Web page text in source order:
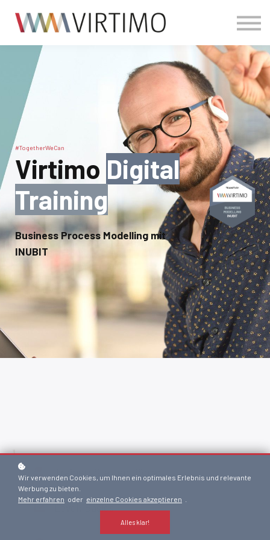
Sign in
Sign up
#TogetherWeCan
Virtimo Digital
Training
Business Process Modelling mit
INUBIT
Level: Basics
Wir verwenden Cookies, um Ihnen ein optimales Erlebnis und relevante
Werbung zu bieten.
Mehr erfahren oder einzelne Cookies akzeptieren
Alles klar!